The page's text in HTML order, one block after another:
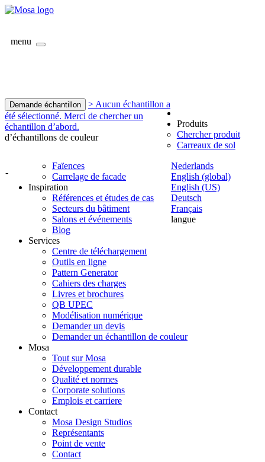
menu
Demande échantillon
> Aucun échantillon a
été sélectionné. Merci de chercher un
échantillon d’abord.
d’échantillons de couleur
-
Nederlands
English (global)
English (US)
Deutsch
Français
langue
Produits
Chercher produit
Carreaux de sol
Faïences
Carrelage de facade
Inspiration
Références et études de cas
Secteurs du bâtiment
Salons et événements
Blog
Services
Centre de téléchargement
Outils en ligne
Pattern Generator
Cahiers des charges
Livres et brochures
QB UPEC
Modélisation numérique
Demander un devis
Demander un échantillon de couleur
Mosa
Tout sur Mosa
Développement durable
Qualité et normes
Corporate solutions
Emplois et carriere
Contact
Mosa Design Studios
Représentants
Point de vente
Contact